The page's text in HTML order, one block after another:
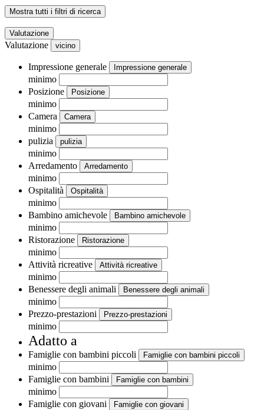
Mostra tutti i filtri di ricerca
Valutazione
Valutazione vicino
Impressione generale Impressione generale
minimo
Posizione
Posizione
minimo
Camera
Camera
minimo
pulizia
pulizia
minimo
Arredamento
Arredamento
minimo
Ospitalità
Ospitalità
minimo
Bambino amichevole
Bambino amichevole
minimo
Ristorazione
Ristorazione
minimo
Attività ricreative
Attività ricreative
minimo
Benessere degli animali
Benessere degli animali
minimo
Prezzo-prestazioni
Prezzo-prestazioni
minimo
Adatto a
Famiglie con bambini piccoli Famiglie con bambini piccoli
minimo
Famiglie con bambini
Famiglie con bambini
minimo
Famiglie con giovani
Famiglie con giovani